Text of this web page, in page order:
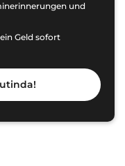
und
Geld sofort